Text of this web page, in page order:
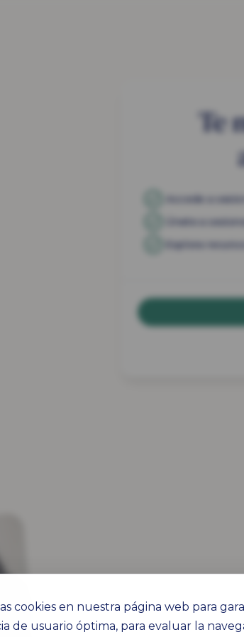
cookies en nuestra página web para
de usuario óptima, para evaluar la
Te
Accede a
Únete a
Explora